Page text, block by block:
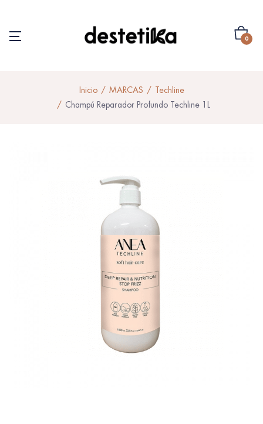
0
Inicio MARCAS
Techline
Champú Reparador Profundo Techline 1L